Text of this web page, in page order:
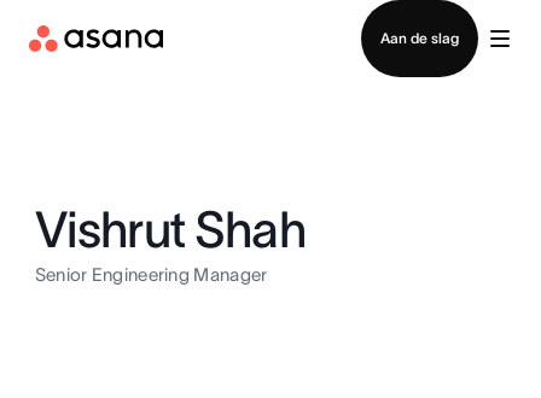
Aan de slag
Contact opnemen met verkoop
Vishrut Shah
Senior Engineering Manager